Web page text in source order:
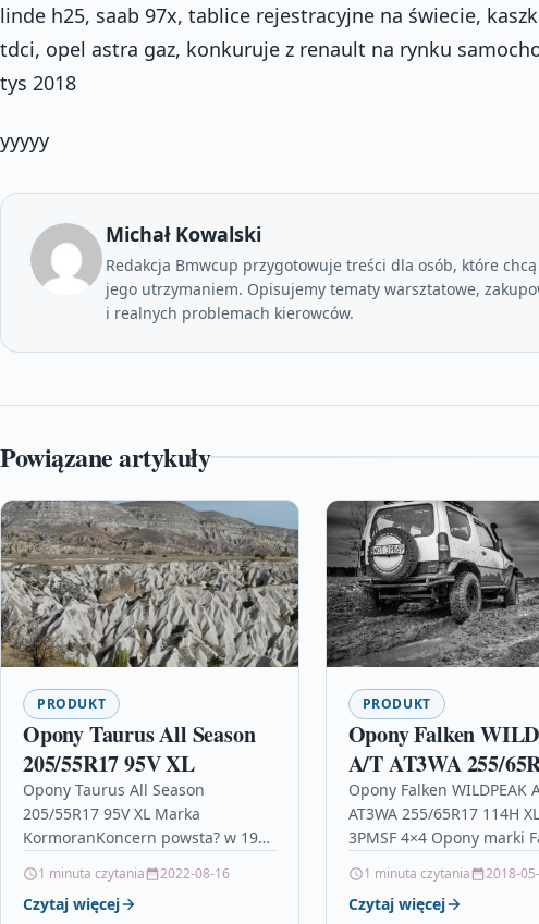
linde h25, saab 97x, tablice rejestracyjne na świecie,
tdci, opel astra gaz, konkuruje z renault na rynku
tys 2018
yyyyy
Michał Kowalski
Redakcja Bmwcup przygotowuje treści dla osób, które
jego utrzymaniem. Opisujemy tematy warsztatowe,
i realnych problemach kierowców.
Powiązane artykuły
PRODUKT
Opony Taurus All Season
205/55R17 95V XL
Opony Taurus All Season
205/55R17 95V XL Marka
KormoranKoncern powsta? w 1999
Ogumienie Kormoran jest uznane
za jedne z…
1 minuta czytania 2022-08-16
Czytaj więcej
PRODUKT
Opony Falken
A/T AT3WA 255/
114H XL M+S,
Opony Falken WILDPEAK
AT3WA 255/65R17 114H
3PMSF 4×4 Opony marki
poziom osi?gów w
cenie. Tworzywo…
1 minuta czytania 2018-
Czytaj więcej